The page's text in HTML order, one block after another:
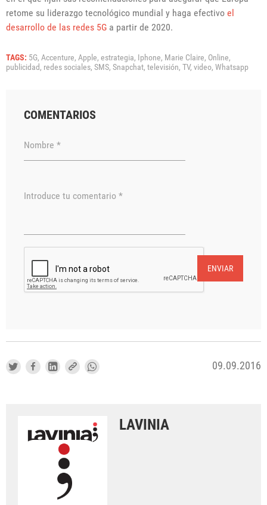
retome su liderazgo tecnológico mundial y haga efectivo el
desarrollo de las redes 5G a partir de 2020.
TAGS: 5G, Accenture, Apple, estrategia, Iphone, Marie Claire, Online,
publicidad, redes sociales, SMS, Snapchat, televisión, TV, video, Whatsapp
COMENTARIOS
Nombre *
Introduce tu comentario *
ENVIAR
09.09.2016
LAVINIA